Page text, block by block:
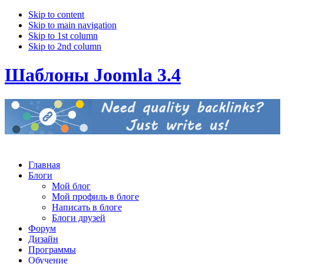
Skip to content
Skip to main navigation
Skip to 1st column
Skip to 2nd column
Шаблоны Joomla 3.4
Главная
Блоги
Мой блог
Мой профиль в блоге
Написать в блоге
Блоги друзей
Форум
Дизайн
Программы
Обучение